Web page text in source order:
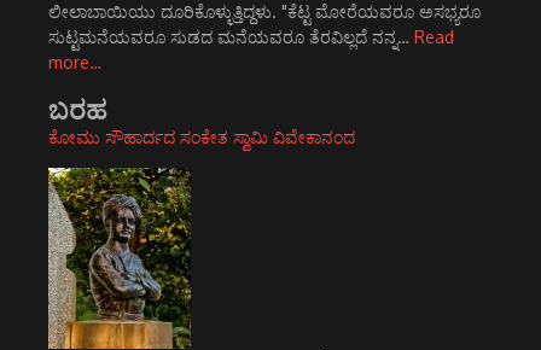
ಲೀಲಾಬಾಯಿಯು ದೂರಿಕೊಳ್ಳುತ್ತಿದ್ದಳು. "ಕೆಟ್ಟ ಮೋರೆಯವರೂ ಅಸಭ್ಯರೂ
ಸುಟ್ಟಮನೆಯವರೂ ಸುಡದ ಮನೆಯವರೂ ತೆರವಿಲ್ಲದೆ ನನ್ನ… Read
more…
ಬರಹ
ಕೋಮು ಸೌಹಾರ್ದದ ಸಂಕೇತ ಸ್ವಾಮಿ ವಿವೇಕಾನಂದ